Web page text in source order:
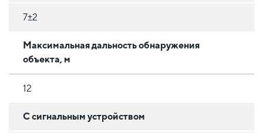
7±2
Максимальная дальность обнаружения
объекта, м
12
С сигнальным устройством